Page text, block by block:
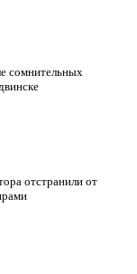
сомнительных
отстранили от